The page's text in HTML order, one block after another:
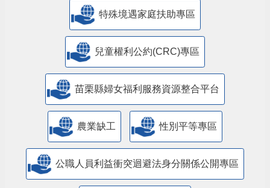
特殊境遇家庭扶助專區
兒童權利公約(CRC)專區
苗栗縣婦女福利服務資源整合平台
農業缺工 性別平等專區
公職人員利益衝突迴避法身分關係公開專區